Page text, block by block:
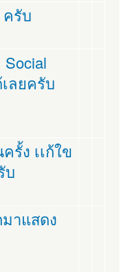
ครับ
ลยครับ
ง เเก้ใข
บ
าแสดง